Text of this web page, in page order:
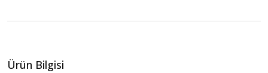
Ürün Bilgisi